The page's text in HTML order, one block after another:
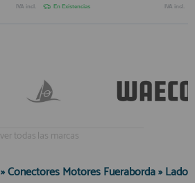
IVA incl. En Existencias IVA incl.
ver todas las marcas
»Conectores Motores Fueraborda»Lado